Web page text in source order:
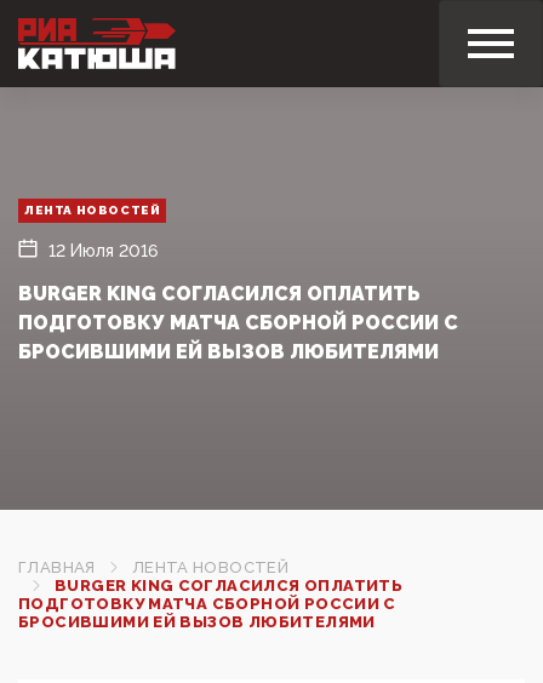
ЛЕНТА НОВОСТЕЙ
12 Июля 2016
BURGER KING СОГЛАСИЛСЯ ОПЛАТИТЬ
ПОДГОТОВКУ МАТЧА СБОРНОЙ РОССИИ С
БРОСИВШИМИ ЕЙ ВЫЗОВ ЛЮБИТЕЛЯМИ
ГЛАВНАЯ
ЛЕНТА НОВОСТЕЙ
BURGER KING СОГЛАСИЛСЯ ОПЛАТИТЬ
ПОДГОТОВКУ МАТЧА СБОРНОЙ РОССИИ С
БРОСИВШИМИ ЕЙ ВЫЗОВ ЛЮБИТЕЛЯМИ